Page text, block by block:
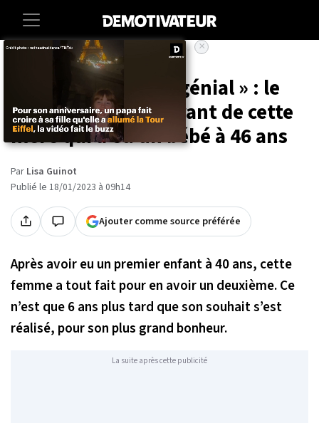
Lifestyle
« C'était vraiment génial » : le
témoignage émouvant de cette
mère qui a eu un bébé à 46 ans
Par Lisa Guinot
Publié le 18/01/2023 à 09h14
Ajouter comme source préférée
Après avoir eu un premier enfant à 40 ans, cette
femme a tout fait pour en avoir un deuxième. Ce
n’est que 6 ans plus tard que son souhait s’est
réalisé, pour son plus grand bonheur.
La suite après cette publicité
×